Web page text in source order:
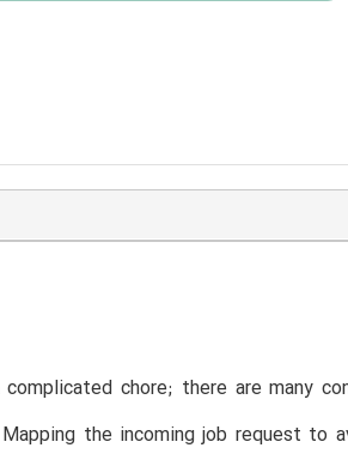
chore; there are many
the incoming job request to